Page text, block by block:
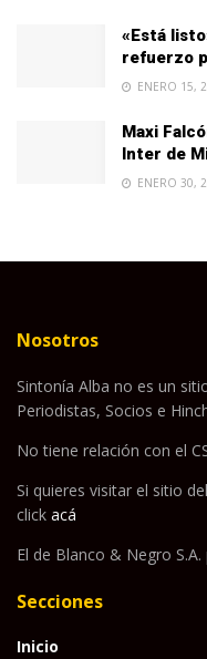
«Está
refuerzo
ENERO 15,
Maxi
Inter de
ENERO 30,
Nosotros
Sintonía Alba no es un
Periodistas, Socios e
No tiene relación con el
Si quieres visitar el sitio
click acá
El de Blanco & Negro
Secciones
Inicio